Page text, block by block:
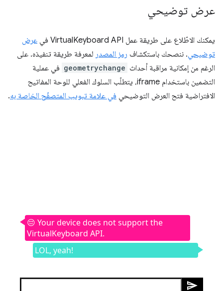
عرض توضيحي
يمكنك الاطّلاع على طريقة عمل VirtualKeyboard API في
عرض
توضيحي. ننصحك باستكشاف رمز المصدر لمعرفة طريقة تنفيذه. على
الرغم من إمكانية مراقبة أحداث geometrychange في عملية
التضمين باستخدام iframe، يتطلّب السلوك الفعلي للوحة المفاتيح
الافتراضية فتح العرض التوضيحي في علامة تبويب المتصفّح الخاصة به.